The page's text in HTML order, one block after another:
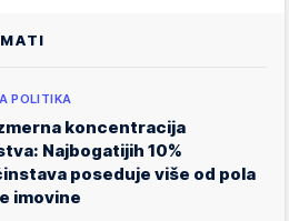
POLITIKA
koncentracija
Najbogatijih 10%
poseduje više od pola
imovine